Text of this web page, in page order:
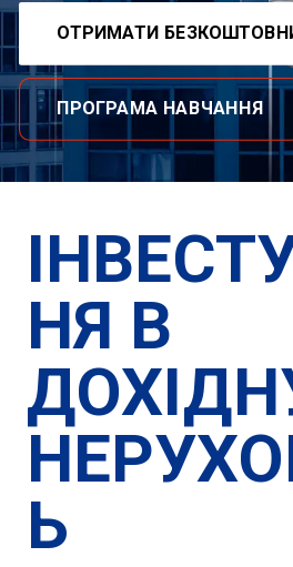
ПРОГРАМА НАВЧАННЯ
ОТРИМАТИ
НЯ В
Ь